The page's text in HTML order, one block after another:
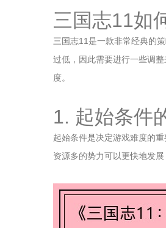
三国志11如
三国志11是一款非常经典的
过低，因此需要进行一些调
度。
1. 起始条件
起始条件是决定游戏难度的
资源多的势力可以更快地发